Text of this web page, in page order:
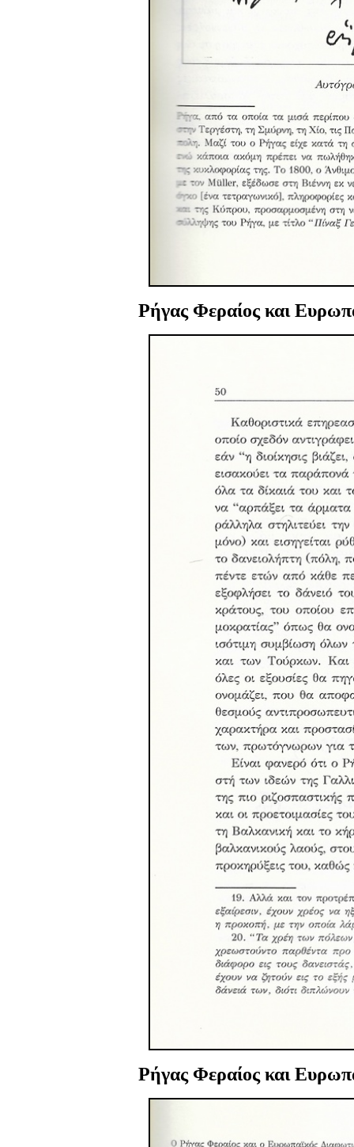
Ρήγας Φεραίος και
Ρήγας Φεραίος και